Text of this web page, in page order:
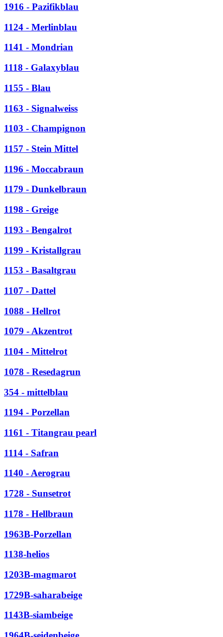
1916 - Pazifikblau
1124 - Merlinblau
1141 - Mondrian
1118 - Galaxyblau
1155 - Blau
1163 - Signalweiss
1103 - Champignon
1157 - Stein Mittel
1196 - Moccabraun
1179 - Dunkelbraun
1198 - Greige
1193 - Bengalrot
1199 - Kristallgrau
1153 - Basaltgrau
1107 - Dattel
1088 - Hellrot
1079 - Akzentrot
1104 - Mittelrot
1078 - Resedagrun
354 - mittelblau
1194 - Porzellan
1161 - Titangrau pearl
1114 - Safran
1140 - Aerograu
1728 - Sunsetrot
1178 - Hellbraun
1963B-Porzellan
1138-helios
1203B-magmarot
1729B-saharabeige
1143B-siambeige